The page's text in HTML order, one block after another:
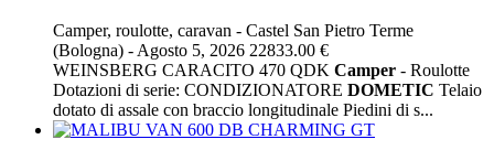
Camper, roulotte, caravan - Castel San Pietro Terme
(Bologna) - Agosto 5, 2026 22833.00 €
WEINSBERG CARACITO 470 QDK Camper - Roulotte
Dotazioni di serie: CONDIZIONATORE DOMETIC Telaio
dotato di assale con braccio longitudinale Piedini di s...